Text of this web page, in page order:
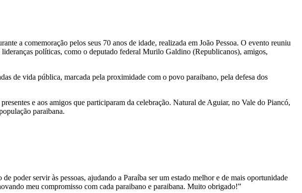
a comemoração pelos seus 70 anos de idade, realizada em João Pessoa. O evento reuniu
políticas, como o deputado federal Murilo Galdino (Republicanos), amigos,
de vida pública, marcada pela proximidade com o povo paraibano, pela defesa dos
e aos amigos que participaram da celebração. Natural de Aguiar, no Vale do Piancó,
paraibana.
poder servir às pessoas, ajudando a Paraíba ser um estado melhor e de mais oportunidade
meu compromisso com cada paraibano e paraibana. Muito obrigado!”